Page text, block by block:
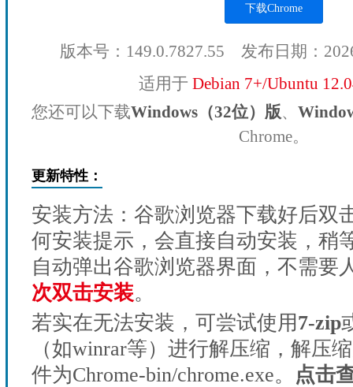
下载Chrome
版本号：149.0.7827.55 发布日期：
适用于 Debian 7+/Ubuntu
您还可以下载Windows（32位）版、
Chrome。
更新特性：
安装方法：谷歌浏览器下载好后双
何安装提示，会直接自动安装，稍
自动弹出谷歌浏览器界面，不需要
次双击安装。
若实在无法安装，可尝试使用7-zip
（如winrar等）进行解压缩，解压
件为Chrome-bin/chrome.exe。
点击